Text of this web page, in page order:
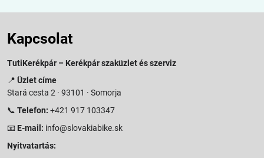
Kapcsolat
TutiKerékpár – Kerékpár szaküzlet és szerviz
📍 Üzlet címe
Stará cesta 2 · 93101 · Somorja
📞 Telefon: +421 917 103347
📧 E-mail: info@slovakiabike.sk
Nyitvatartás: